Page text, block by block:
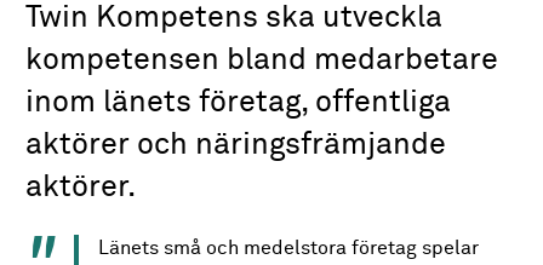
Twin Kompetens ska utveckla
kompetensen bland medarbetare
inom länets företag, offentliga
aktörer och näringsfrämjande
aktörer.
Länets små och medelstora företag spelar